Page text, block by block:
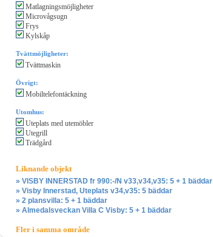
Matlagningsmöjligheter
Microvågsugn
Frys
Kylskåp
Tvättmöjligheter:
Tvättmaskin
Övrigt:
Mobiltelefontäckning
Utomhus:
Uteplats med utemöbler
Utegrill
Trädgård
Liknande objekt
» VISBY INNERSTAD fr 990:-/N v33,v34,v35: 5 + 1 bäddar
» Visby Innerstad, Uteplats v34,v35: 5 bäddar
» 2 plansvilla: 5 + 1 bäddar
» Almedalsveckan Villa C Visby: 5 + 1 bäddar
Fler i samma område